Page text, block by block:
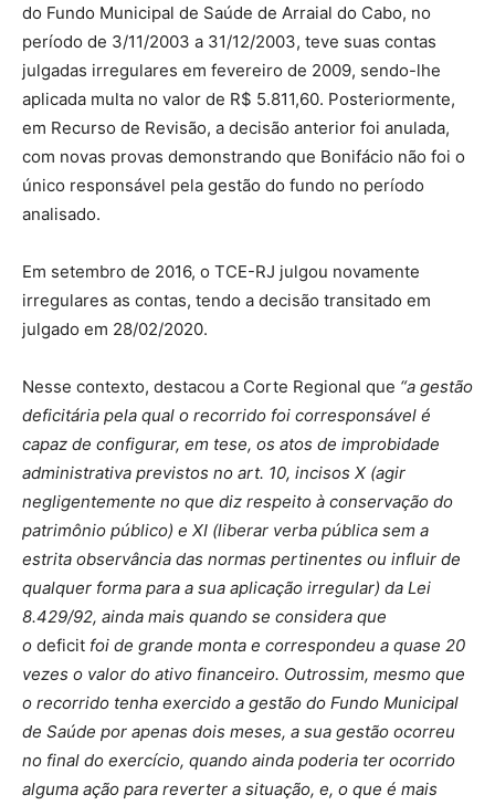
do Fundo Municipal de Saúde de Arraial do Cabo, no
período de 3/11/2003 a 31/12/2003, teve suas contas
julgadas irregulares em fevereiro de 2009, sendo-lhe
aplicada multa no valor de R$ 5.811,60. Posteriormente,
em Recurso de Revisão, a decisão anterior foi anulada,
com novas provas demonstrando que Bonifácio não foi o
único responsável pela gestão do fundo no período
analisado.
Em setembro de 2016, o TCE-RJ julgou novamente
irregulares as contas, tendo a decisão transitado em
julgado em 28/02/2020.
Nesse contexto, destacou a Corte Regional que “a gestão
deficitária pela qual o recorrido foi corresponsável é
capaz de configurar, em tese, os atos de improbidade
administrativa previstos no art. 10, incisos X (agir
negligentemente no que diz respeito à conservação do
patrimônio público) e XI (liberar verba pública sem a
estrita observância das normas pertinentes ou influir de
qualquer forma para a sua aplicação irregular) da Lei
8.429/92, ainda mais quando se considera que
o deficit foi de grande monta e correspondeu a quase 20
vezes o valor do ativo financeiro. Outrossim, mesmo que
o recorrido tenha exercido a gestão do Fundo Municipal
de Saúde por apenas dois meses, a sua gestão ocorreu
no final do exercício, quando ainda poderia ter ocorrido
alguma ação para reverter a situação, e, o que é mais